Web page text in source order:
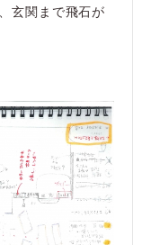
玄関まで飛石が